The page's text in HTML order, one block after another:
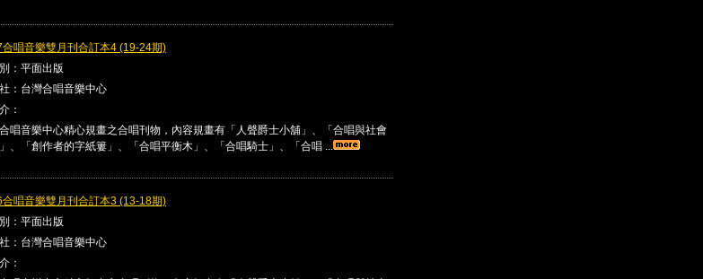
唱音樂雙月刊合訂本4 (19-24期)
：平面出版
：台灣合唱音樂中心
：
唱音樂中心精心規畫之合唱刊物，內容規畫有「人聲爵士小舖」、「合唱與社會
、「創作者的字紙簍」、「合唱平衡木」、「合唱騎士」、「合唱 ...
唱音樂雙月刊合訂本3 (13-18期)
：平面出版
：台灣合唱音樂中心
：